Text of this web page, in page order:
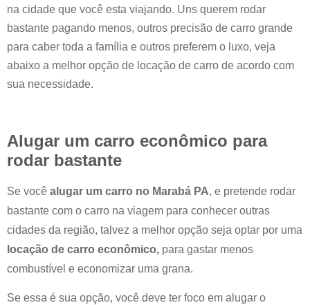
na cidade que você esta viajando. Uns querem rodar
bastante pagando menos, outros precisão de carro grande
para caber toda a família e outros preferem o luxo, veja
abaixo a melhor opção de locação de carro de acordo com
sua necessidade.
Alugar um carro econômico para
rodar bastante
Se você alugar um carro no Marabá PA, e pretende rodar
bastante com o carro na viagem para conhecer outras
cidades da região, talvez a melhor opção seja optar por uma
locação de carro econômico, para gastar menos
combustível e economizar uma grana.
Se essa é sua opção, você deve ter foco em alugar o